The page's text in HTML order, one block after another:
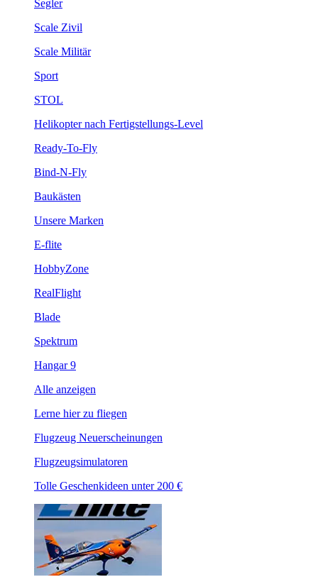
Segler
Scale Zivil
Scale Militär
Sport
STOL
Helikopter nach Fertigstellungs-Level
Ready-To-Fly
Bind-N-Fly
Baukästen
Unsere Marken
E-flite
HobbyZone
RealFlight
Blade
Spektrum
Hangar 9
Alle anzeigen
Lerne hier zu fliegen
Flugzeug Neuerscheinungen
Flugzeugsimulatoren
Tolle Geschenkideen unter 200 €